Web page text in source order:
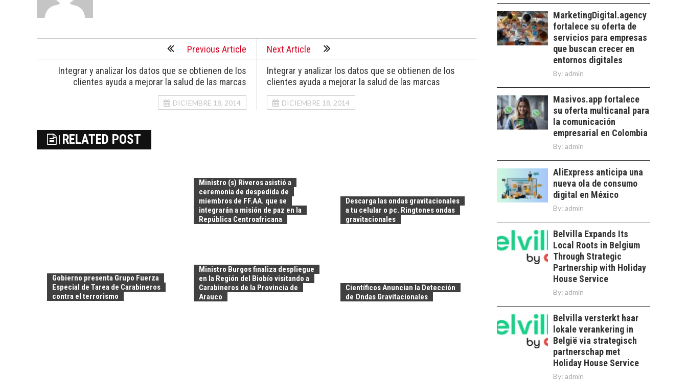
Previous Article
Integrar y analizar los datos que se obtienen de los
clientes ayuda a mejorar la salud de las marcas
DICIEMBRE 18, 2014
Next Article
Integrar y analizar los datos que se obtienen de los
clientes ayuda a mejorar la salud de las marcas
DICIEMBRE 18, 2014
RELATED POST
Gobierno presenta Grupo Fuerza
Especial de Tarea de Carabineros
contra el terrorismo
Ministro (s) Riveros asistió a
ceremonia de despedida de
miembros de FF.AA. que se
integrarán a misión de paz en la
República Centroafricana
Descarga las ondas gravitacionales
a tu celular o pc. Ringtones ondas
gravitacionales
Ministro Burgos finaliza despliegue
en la Región del Biobío visitando a
Carabineros de la Provincia de
Arauco
Científicos Anuncian la Detección
de Ondas Gravitacionales
ATACAMA:
OPORTUNIDADES
PARA EL
DESARROLLO LOCAL
El Desierto de
Atacama: Motor
Estratégico para el
MarketingDigital.agency
fortalece su oferta de
servicios para empresas
que buscan crecer en
entornos digitales
By: admin
Masivos.app fortalece
su oferta multicanal para
la comunicación
empresarial en Colombia
By: admin
AliExpress anticipa una
nueva ola de consumo
digital en México
By: admin
Belvilla Expands Its
Local Roots in Belgium
Through Strategic
Partnership with Holiday
House Service
By: admin
Belvilla versterkt haar
lokale verankering in
België via strategisch
partnerschap met
Holiday House Service
By: admin